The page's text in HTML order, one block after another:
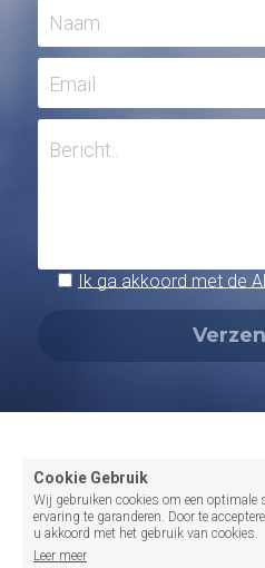
Naam
Email
Bericht..
MVP Solutions #
Cookie Gebruik
Wij gebruiken cookies om een optimale
ervaring te garanderen. Door te
u akkoord met het gebruik van cookies.
Leer meer